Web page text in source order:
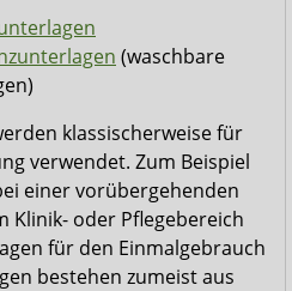
(waschbare
klassischerweise für
verwendet. Zum Beispiel
einer vorübergehenden
Klinik- oder Pflegebereich
für den Einmalgebrauch
bestehen zumeist aus